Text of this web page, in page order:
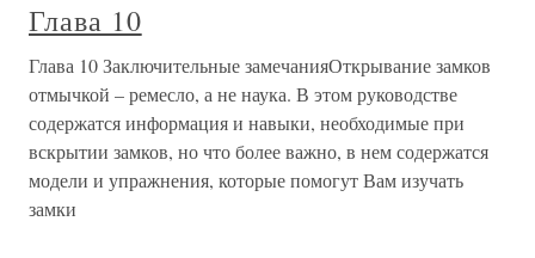
Глава 10
Глава 10 Заключительные замечанияОткрывание замков
отмычкой – ремесло, а не наука. В этом руководстве
содержатся информация и навыки, необходимые при
вскрытии замков, но что более важно, в нем содержатся
модели и упражнения, которые помогут Вам изучать
замки